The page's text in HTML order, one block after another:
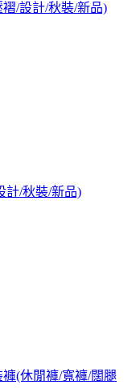
/設計/秋裝/新品)
計/秋裝/新品)
褲(休閒褲/寬褲/闊腿